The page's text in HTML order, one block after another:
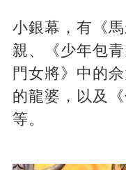
小銀幕，有《
親、《少年包
門女將》中的
的龍婆，以及
等。